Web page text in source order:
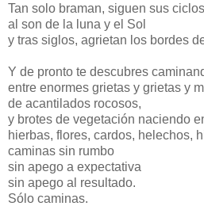
Tan solo braman, siguen sus
al son de la luna y el Sol
y tras siglos, agrietan los bordes
Y de pronto te descubres
entre enormes grietas y grietas y
de acantilados rocosos,
y brotes de vegetación naciendo
hierbas, flores, cardos, helechos,
caminas sin rumbo
sin apego a expectativa
sin apego al resultado.
Sólo caminas.